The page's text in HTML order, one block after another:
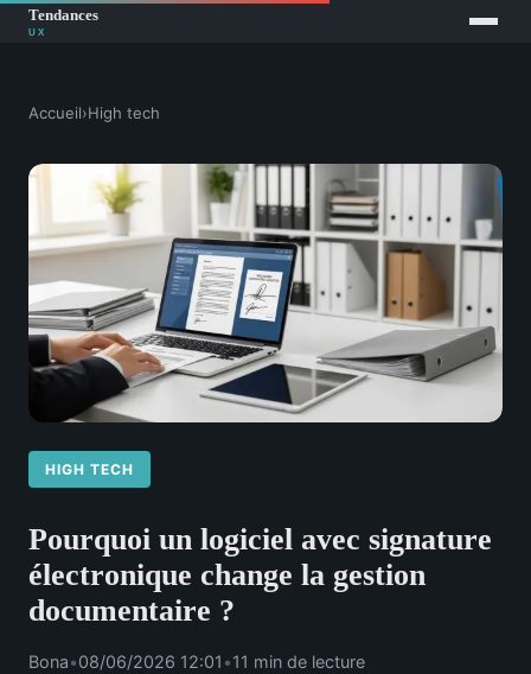
Accueil›High tech
HIGH TECH
Pourquoi un logiciel avec signature
électronique change la gestion
documentaire ?
Bona•08/06/2026 12:01 •11 min de lecture